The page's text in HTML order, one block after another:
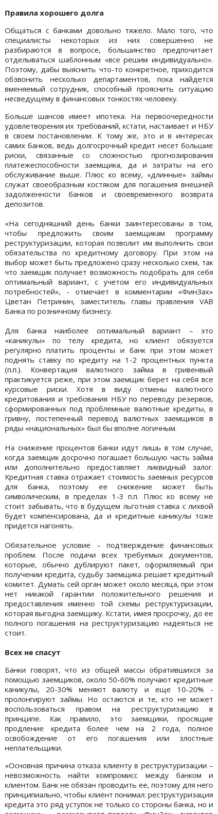
Правила хорошего долга
Общаться с банками довольно тяжело. Мало того, что
специалисты некоторых из них совершенно не
разбираются в вопросе, большинство предпочитает
отделываться шаблонным «все решим индивидуально».
Поэтому, дабы выяснить что-то конкретное, приходится
обзвонить несколько департаментов, пока найдется
вменяемый сотрудник, способный прояснить ситуацию
несведущему в финансовых тонкостях человеку.
Больше шансов имеет ипотека. На первоочередности
удовлетворения их требований, кстати, настаивает и НБУ
в своем постановлении. К тому же, это и в интересах
самих банков, ведь долгосрочный кредит несет большие
риски, связанные со сложностью прогнозирования
платежеспособности заемщика, да и затраты на его
обслуживание выше. Плюс ко всему, «длинные» займы
служат своеобразным костяком для погашения внешней
задолженности банков и своевременного возврата
депозитов.
«На сегодняшний день банки заинтересованы в том,
чтобы предложить своим заемщикам программу
реструктуризации, которая позволит им выполнить свои
обязательства по кредитному договору. При этом на
выбор может быть предложено сразу несколько схем, так
что заемщик получает возможность подобрать для себя
оптимальный вариант, с учетом его индивидуальных
потребностей», - отмечает в комментарии «ФинЗах»
Цветан Петринин, заместитель главы правления VAB
Банка по розничному бизнесу.
Для банка наиболее оптимальный вариант – это
«каникулы» по телу кредита, но клиент обязуется
регулярно платить проценты и банк при этом может
поднять ставку по кредиту на 1-2 процентных пункта
(п.п.). Конвертация валютного займа в гривенвый
практикуется реже, при этом заемщик берет на себя все
курсовые риски. Хотя в виду отмены валютного
кредитования и требования НБУ по переводу резервов,
сформированных под проблемные валютные кредиты, в
гривну, постепенный перевод валютных заемщиков в
ряды «национальных» был бы вполне логичным.
На снижение процентов банки идут лишь в том случае,
когда заемщик досрочно погашает большую часть займа
или дополнительно предоставляет ликвидный залог.
Кредитная ставка отражает стоимость заемных ресурсов
для банка, поэтому ее снижение может быть
символическим, в пределах 1-3 п.п. Плюс ко всему не
стоит забывать, что в будущем льготная ставка с лихвой
будет компенсирована, да и кредитные каникулы тоже
придется нагонять.
Обязательное условие – подтверждение финансовых
проблем. После подачи всех требуемых документов,
которые, обычно дублируют пакет, оформляемый при
получении кредита, судьбу заемщика решает кредитный
комитет. Думать сей орган может около месяца, при этом
нет никакой гарантии положительного решения и
предоставления именно той схемы реструктуризации,
которая выгодна заемщику. Кстати, имея просрочку, до ее
полного погашения на реструктуризацию надеяться не
стоит.
Всех не спасут
Банки говорят, что из общей массы обратившихся за
помощью заемщиков, около 50-60% получают кредитные
каникулы, 20-30% меняют валюту и еще 10-20% -
пролонгируют займы. Но остаются и те, кто не может
воспользоваться правом на реструктуризацию в
принципе. Как правило, это заемщики, просящие
продление кредита более чем на 2 года, полное
освобождение от его погашения или злостные
неплательщики.
«Основная причина отказа клиенту в реструктуризации –
невозможность найти компромисс между банком и
клиентом. Банк не обязан проводить ее, поэтому для него
принципиально, чтобы клиент понимал: реструктуризация
кредита это ряд уступок не только со стороны банка, но и